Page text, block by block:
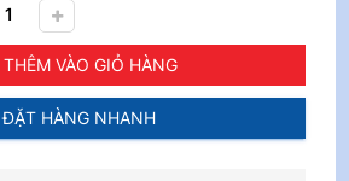
THÊM VÀO GIỎ HÀNG
ĐẶT HÀNG NHANH